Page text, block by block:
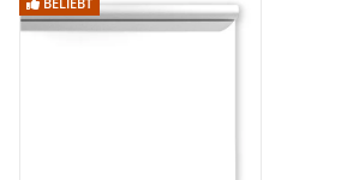
Hinweis:Unsere Produkte sind speziell für